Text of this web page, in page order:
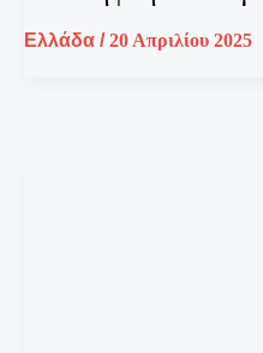
Ελλάδα /20 Απριλίου 2025